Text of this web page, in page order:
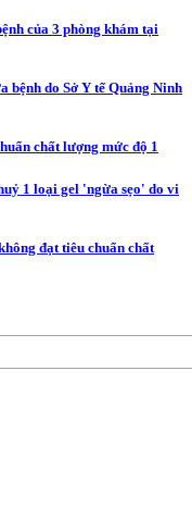
của 3 phòng khám tại
bệnh do Sở Y tế Quảng Ninh
chất lượng mức độ 1
1 loại gel 'ngừa sẹo' do vi
đạt tiêu chuẩn chất